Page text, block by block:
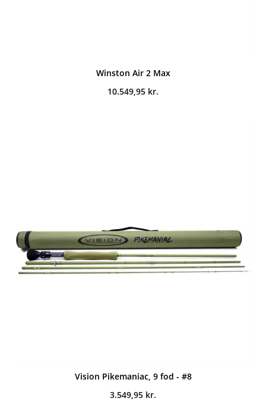
Winston Air 2 Max
10.549,95 kr.
Vision Pikemaniac, 9 fod - #8
3.549,95 kr.